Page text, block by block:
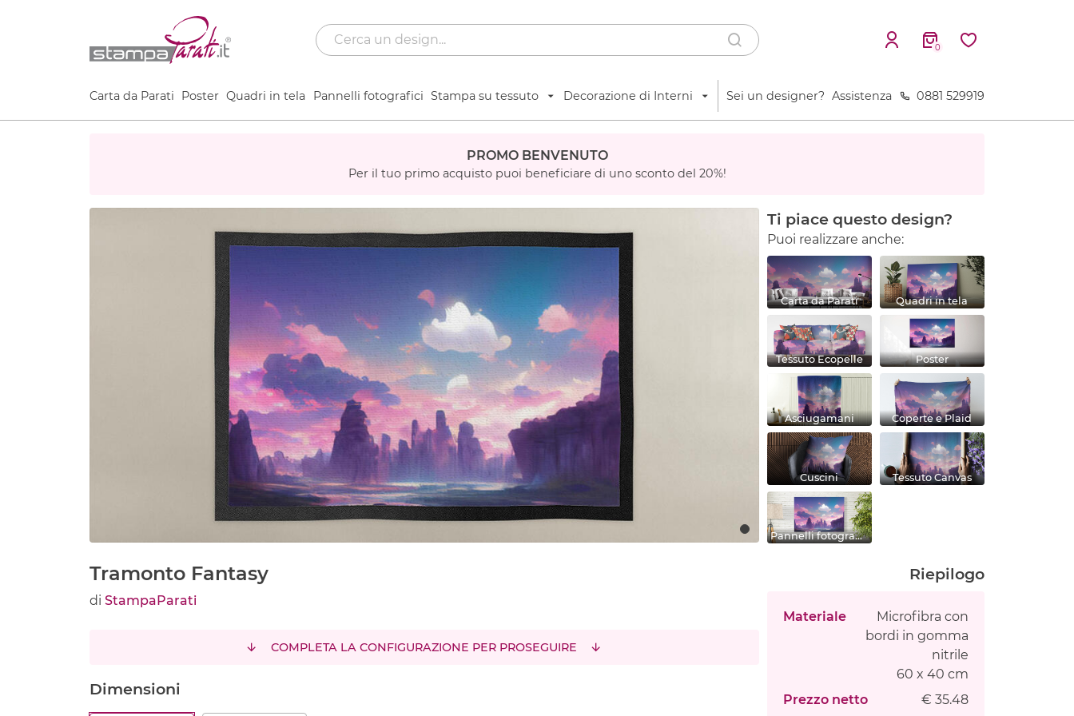
0
Carta da Parati Poster Quadri in tela Pannelli fotografici Stampa su tessuto Decorazione di Interni Sei un designer? Assistenza 0881 529919
PROMO BENVENUTO
Per il tuo primo acquisto puoi beneficiare di uno sconto del 20%!
Ti piace questo design?
Puoi realizzare anche:
Carta da Parati Quadri in tela
Tessuto Ecopelle Poster
Asciugamani Coperte e Plaid
Cuscini Tessuto Canvas
Pannelli fotografici
Tramonto Fantasy
di StampaParati
COMPLETA LA CONFIGURAZIONE PER PROSEGUIRE
Dimensioni
Riepilogo
Materiale
Microfibra con
bordi in gomma
nitrile
60 x 40 cm
Prezzo netto
€ 35.48